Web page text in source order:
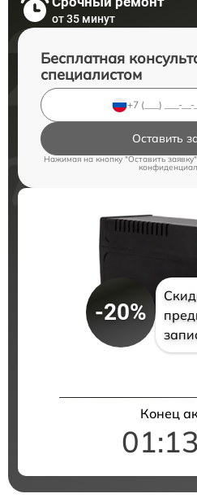
от 35 минут
Бесплатная
специалистом
Оставить
Нажимая на кнопку "Оставить
-20%
Конец